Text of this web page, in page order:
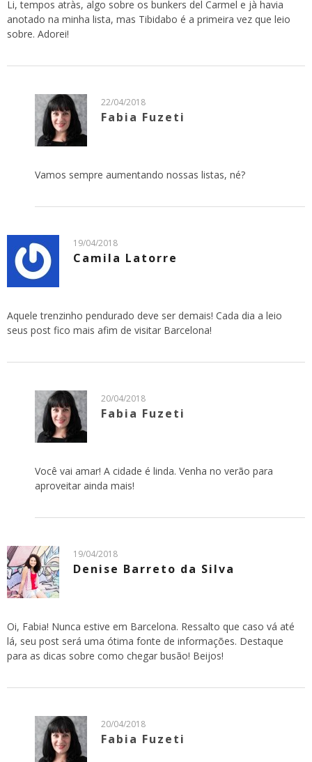
Li, tempos atràs, algo sobre os bunkers del Carmel e jà havia
anotado na minha lista, mas Tibidabo é a primeira vez que leio
sobre. Adorei!
22/04/2018
Fabia Fuzeti
Vamos sempre aumentando nossas listas, né?
19/04/2018
Camila Latorre
Aquele trenzinho pendurado deve ser demais! Cada dia a leio
seus post fico mais afim de visitar Barcelona!
20/04/2018
Fabia Fuzeti
Você vai amar! A cidade é linda. Venha no verão para
aproveitar ainda mais!
19/04/2018
Denise Barreto da Silva
Oi, Fabia! Nunca estive em Barcelona. Ressalto que caso vá até
lá, seu post será uma ótima fonte de informações. Destaque
para as dicas sobre como chegar busão! Beijos!
20/04/2018
Fabia Fuzeti